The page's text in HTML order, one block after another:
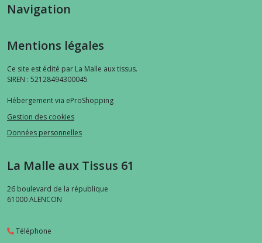
Navigation
Mentions légales
Ce site est édité par La Malle aux tissus.
SIREN : 52128494300045
Hébergement via eProShopping
Gestion des cookies
Données personnelles
La Malle aux Tissus 61
26 boulevard de la république
61000ALENCON
Téléphone